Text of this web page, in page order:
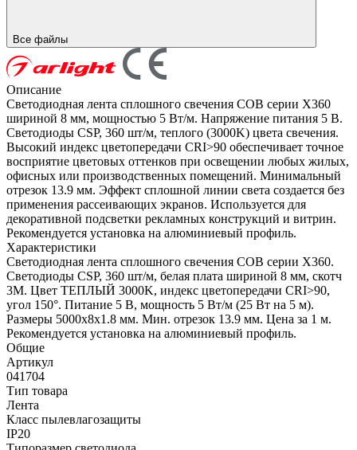
Все файлы
Описание
Светодиодная лента сплошного свечения COB серии X360
шириной 8 мм, мощностью 5 Вт/м. Напряжение питания 5 В.
Светодиоды CSP, 360 шт/м, теплого (3000K) цвета свечения.
Высокий индекс цветопередачи CRI>90 обеспечивает точное
восприятие цветовых оттенков при освещении любых жилых,
офисных или производственных помещений. Минимальный
отрезок 13.9 мм. Эффект сплошной линии света создается без
применения рассеивающих экранов. Используется для
декоративной подсветки рекламных конструкций и витрин.
Рекомендуется установка на алюминиевый профиль.
Характеристики
Светодиодная лента сплошного свечения COB серии X360.
Светодиоды CSP, 360 шт/м, белая плата шириной 8 мм, скотч
3M. Цвет ТЕПЛЫЙ 3000K, индекс цветопередачи CRI>90,
угол 150°. Питание 5 В, мощность 5 Вт/м (25 Вт на 5 м).
Размеры 5000х8х1.8 мм. Мин. отрезок 13.9 мм. Цена за 1 м.
Рекомендуется установка на алюминиевый профиль.
Общие
Артикул
041704
Тип товара
Лента
Класс пылевлагозащиты
IP20